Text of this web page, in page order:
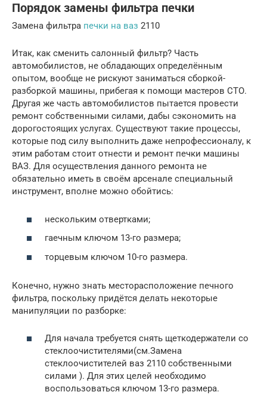
Порядок замены фильтра печки
Замена фильтра печки на ваз 2110
Итак, как сменить салонный фильтр? Часть
автомобилистов, не обладающих определённым
опытом, вообще не рискуют заниматься сборкой-
разборкой машины, прибегая к помощи мастеров СТО.
Другая же часть автомобилистов пытается провести
ремонт собственными силами, дабы сэкономить на
дорогостоящих услугах. Существуют такие процессы,
которые под силу выполнить даже непрофессионалу, к
этим работам стоит отнести и ремонт печки машины
ВАЗ. Для осуществления данного ремонта не
обязательно иметь в своём арсенале специальный
инструмент, вполне можно обойтись:
нескольким отвертками;
гаечным ключом 13-го размера;
торцевым ключом 10-го размера.
Конечно, нужно знать месторасположение печного
фильтра, поскольку придётся делать некоторые
манипуляции по разборке:
Для начала требуется снять щеткодержатели со
стеклоочистителями(см.Замена
стеклоочистителей ваз 2110 собственными
силами ). Для этих целей необходимо
воспользоваться ключом 13-го размера.